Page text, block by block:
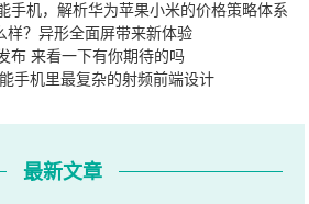
手机，解析华为苹果小米的价格策略体系
样？异形全面屏带来新体验
布 来看一下有你期待的吗
手机里最复杂的射频前端设计
最新文章